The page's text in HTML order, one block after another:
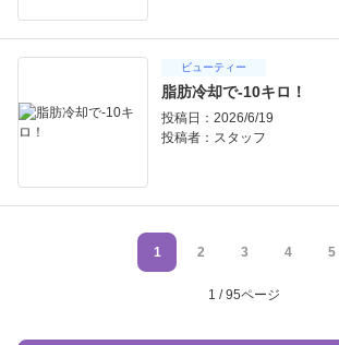
ビューティー
脂肪冷却で-10キロ！
投稿日：2026/6/19
投稿者： スタッフ
1 2 3 4 5
1 / 95ページ